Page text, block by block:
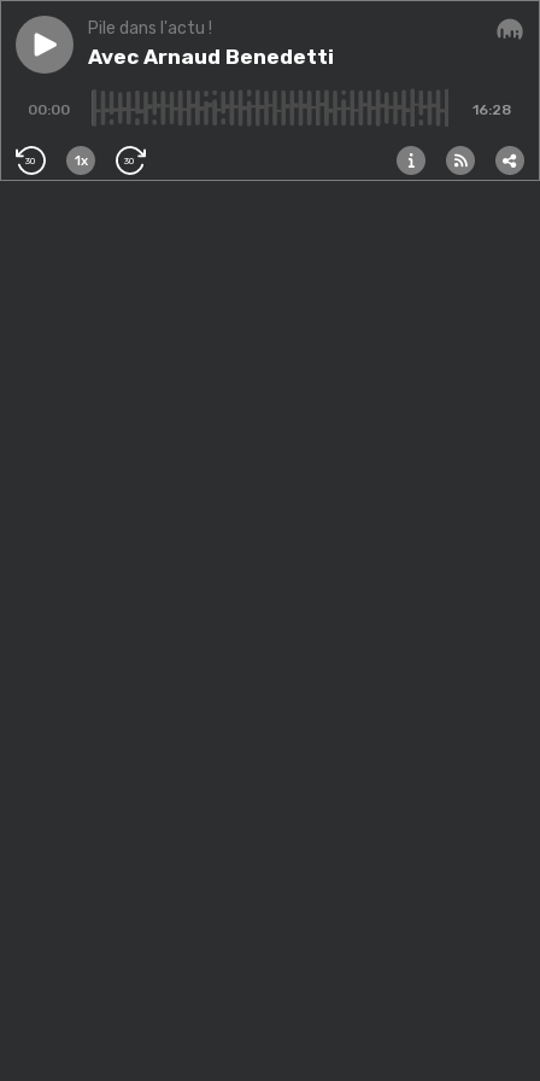
Play episodeAvec Arnaud Benedetti
Pile dans l'actu !
Avec Arnaud Benedetti
00:00 16:28
30 1x 30